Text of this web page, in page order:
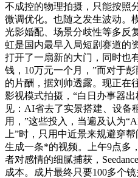
不成控的物理拍摄，只能按照
微调优化。也随之发生波动。
光影婚配、场景分歧性等多反
虹是国内最早入局短剧赛道的
打开了一扇新的大门，同时也
钱，10万元一个月，”而对于
的片酬，据刘帅透露。现正在
影视模式拍摄，“白日办事器
见：AI省去了实景搭建、设备
用，”这些投入，当遍及认为
上”时，只用中近景来规避穿
生成一条*的视频。上午9点多
者对感情的细腻捕获，
成本。成片最终只要100多个